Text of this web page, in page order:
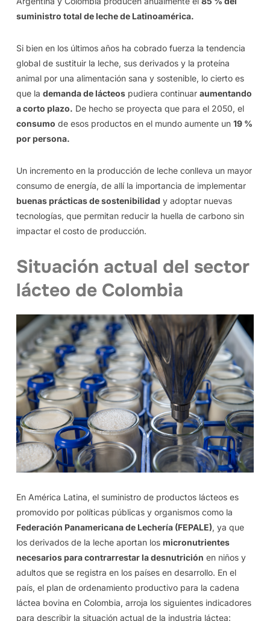
suministro total de leche de Latinoamérica.
Si bien en los últimos años ha cobrado fuerza la tendencia
global de sustituir la leche, sus derivados y la proteína
animal por una alimentación sana y sostenible, lo cierto es
que la demanda de lácteospudiera continuar aumentando
a corto plazo. De hecho se proyecta que para el 2050, el
consumo de esos productos en el mundo aumente un 19 %
por persona.
Un incremento en la producción de leche conlleva un mayor
consumo de energía, de allí la importancia de implementar
buenas prácticas de sostenibilidad y adoptar nuevas
tecnologías, que permitan reducir la huella de carbono sin
impactar el costo de producción.
Situación actual del sector
lácteo de Colombia
En América Latina, el suministro de productos lácteos es
promovido por políticas públicas y organismos como la
Federación Panamericana de Lechería (FEPALE), ya que
los derivados de la leche aportan los micronutrientes
necesarios para contrarrestar la desnutrición en niños y
adultos que se registra en los países en desarrollo. En el
país, el plan de ordenamiento productivo para la cadena
láctea bovina en Colombia, arroja los siguientes indicadores
para describir la situación actual de la industria láctea: